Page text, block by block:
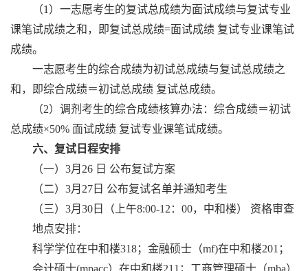
（1）一志愿考生的复试总成绩为面试成绩与复试专业
课笔试成绩之和，即复试总成绩=面试成绩 复试专业课笔试
成绩。
一志愿考生的综合成绩为初试总成绩与复试总成绩之
和，即综合成绩＝初试总成绩 复试总成绩。
（2）调剂考生的综合成绩核算办法：综合成绩＝初试
总成绩×50% 面试成绩 复试专业课笔试成绩。
六、复试日程安排
（一） 3月26 日 公布复试方案
（二） 3月27日 公布复试名单并通知考生
（三） 3月30日（上午8:00-12：00，中和楼） 资格审查
地点安排：
科学学位在中和楼318；金融硕士（mf)在中和楼201；
会计硕士(mpacc）在中和楼211；工商管理硕士（mba）